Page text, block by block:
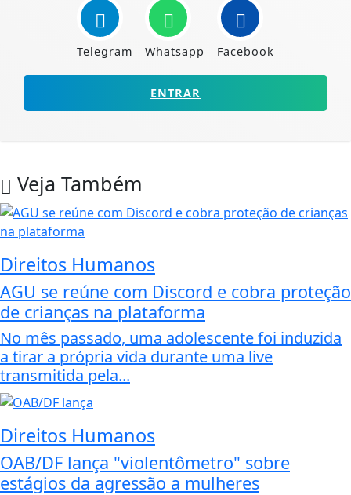
Telegram Whatsapp Facebook
ENTRAR
Veja Também
Direitos Humanos
AGU se reúne com Discord e cobra proteção
de crianças na plataforma
No mês passado, uma adolescente foi induzida
a tirar a própria vida durante uma live
transmitida pela...
Direitos Humanos
OAB/DF lança "violentômetro" sobre
estágios da agressão a mulheres